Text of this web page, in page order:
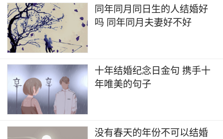
同年同月同日生的人结婚好
吗 同年同月夫妻好不好
十年结婚纪念日金句 携手十
年唯美的句子
没有春天的年份不可以结婚